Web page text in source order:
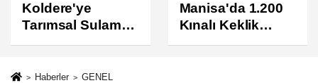
Manisa'da 1.200
Kınalı Keklik
Doğaya Salındı
Turgutlu'da 8
Ağustos
Cumartesi Günü
Haberler GENEL